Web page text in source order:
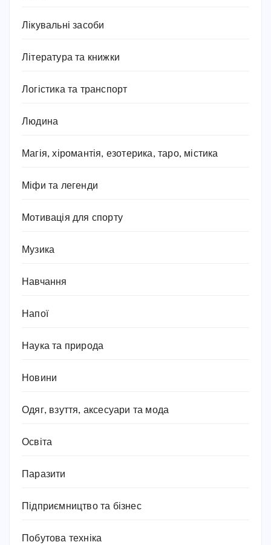
Лікувальні засоби
Література та книжки
Логістика та транспорт
Людина
Магія, хіромантія, езотерика, таро, містика
Міфи та легенди
Мотивація для спорту
Музика
Навчання
Напої
Наука та природа
Новини
Одяг, взуття, аксесуари та мода
Освіта
Паразити
Підприємництво та бізнес
Побутова техніка